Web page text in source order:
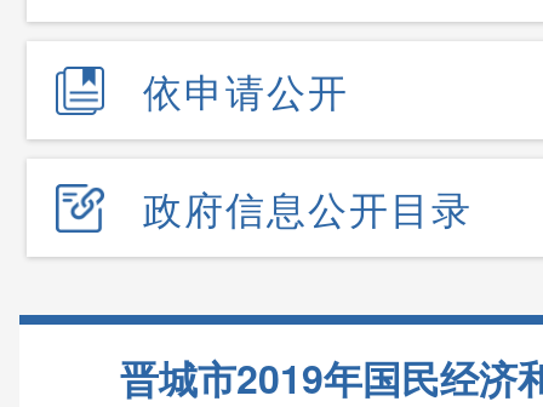
依申请公开
政府信息公开目录
晋城市2019年国民经济